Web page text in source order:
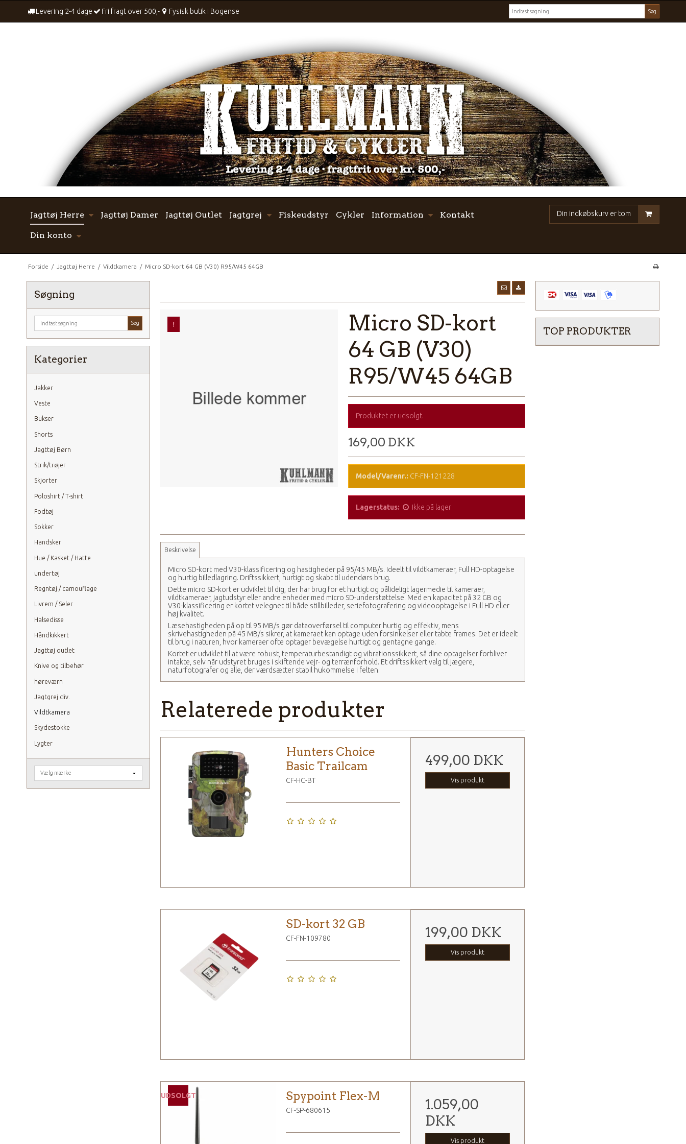
Levering 2-4 dage Fri fragt over 500,- Fysisk butik i Bogense Søg
Jagttøj Herre Jagttøj Damer Jagttøj Outlet Jagtgrej Fiskeudstyr Cykler Information Kontakt
Din konto
Din indkøbskurv er tom
Forside / Jagttøj Herre / Vildtkamera / Micro SD-kort 64 GB (V30) R95/W45 64GB
Søgning
Søg
Kategorier
Jakker
Veste
Bukser
Shorts
Jagttøj Børn
Strik/trøjer
Skjorter
Poloshirt / T-shirt
Fodtøj
Sokker
Handsker
Hue / Kasket / Hatte
undertøj
Regntøj / camouflage
Livrem / Seler
Halsedisse
Håndkikkert
Jagttøj outlet
Knive og tilbehør
høreværn
Jagtgrej div.
Vildtkamera
Skydestokke
Lygter
!
Micro SD-kort
64 GB (V30)
R95/W45 64GB
Produktet er udsolgt.
169,00 DKK
Model/Varenr.: CF-FN-121228
Lagerstatus: Ikke på lager
Beskrivelse
Micro SD-kort med V30-klassificering og hastigheder på 95/45 MB/s. Ideelt til vildtkameraer, Full HD-optagelse
og hurtig billedlagring. Driftssikkert, hurtigt og skabt til udendørs brug.
Dette micro SD-kort er udviklet til dig, der har brug for et hurtigt og pålideligt lagermedie til kameraer,
vildtkameraer, jagtudstyr eller andre enheder med micro SD-understøttelse. Med en kapacitet på 32 GB og
V30-klassificering er kortet velegnet til både stillbilleder, seriefotografering og videooptagelse i Full HD eller
høj kvalitet.
Læsehastigheden på op til 95 MB/s gør dataoverførsel til computer hurtig og effektiv, mens
skrivehastigheden på 45 MB/s sikrer, at kameraet kan optage uden forsinkelser eller tabte frames. Det er ideelt
til brug i naturen, hvor kameraer ofte optager bevægelse hurtigt og gentagne gange.
Kortet er udviklet til at være robust, temperaturbestandigt og vibrationssikkert, så dine optagelser forbliver
intakte, selv når udstyret bruges i skiftende vejr- og terrænforhold. Et driftssikkert valg til jægere,
naturfotografer og alle, der værdsætter stabil hukommelse i felten.
Relaterede produkter
Hunters Choice
Basic Trailcam
CF-HC-BT
499,00 DKK
Vis produkt
SD-kort 32 GB
CF-FN-109780 199,00 DKK
Vis produkt
UDSOLGT Spypoint Flex-M
CF-SP-680615
1.059,00
DKK
Vis produkt
TOP PRODUKTER